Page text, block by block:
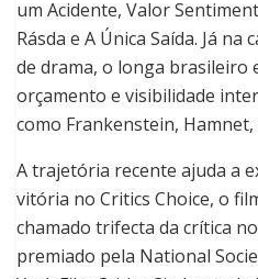
um Acidente, Valor
Rásda e A Única Saída. Já
de drama, o longa
orçamento e visibilidade
como Frankenstein, Hamnet,
A trajetória recente ajuda a
vitória no Critics Choice, o
chamado trifecta da crítica
premiado pela National